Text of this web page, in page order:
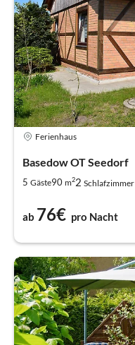
Ferienhaus
Basedow OT Seedorf
5 Gäste90 m22 Schlafzimmer
ab 76€ pro Nacht